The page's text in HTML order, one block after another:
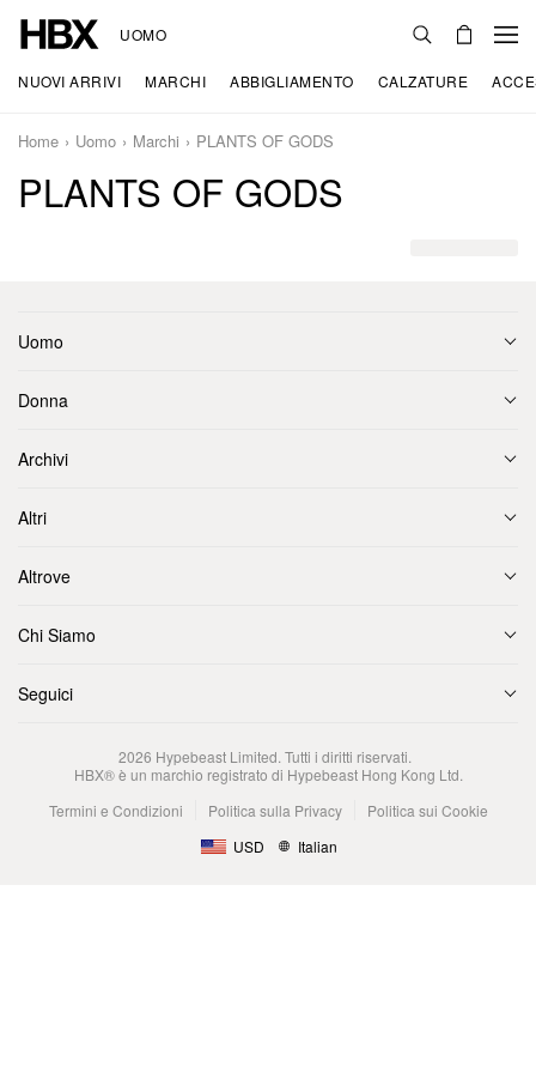
UOMO
NUOVI ARRIVI MARCHI ABBIGLIAMENTO CALZATURE
Home Uomo Marchi PLANTS OF GODS
PLANTS OF GODS
Uomo
Donna
Archivi
Altri
Altrove
Chi Siamo
Seguici
2026 Hypebeast Limited. Tutti i diritti riservati.
HBX® è un marchio registrato di Hypebeast Hong Kong Ltd.
Termini e Condizioni
Politica sulla Privacy
Politica sui Cookie
USD
Italian